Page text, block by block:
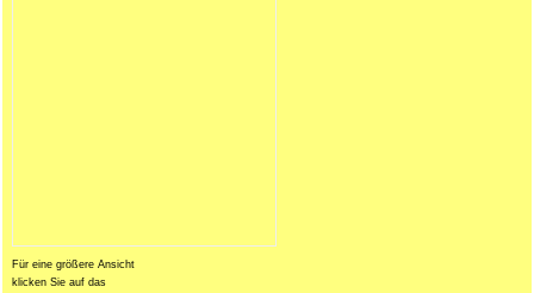
Für eine größere Ansicht
klicken Sie auf das